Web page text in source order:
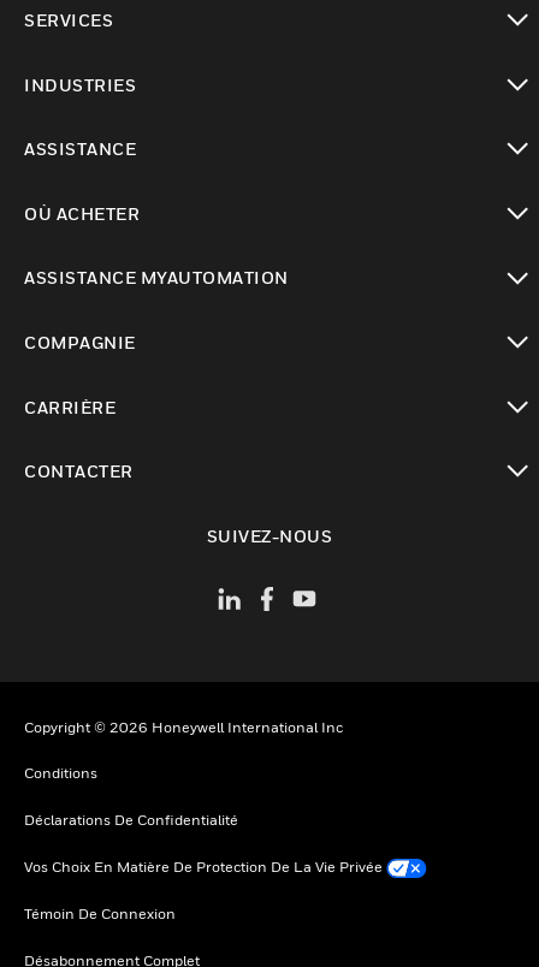
SERVICES
INDUSTRIES
ASSISTANCE
OÙ ACHETER
ASSISTANCE MYAUTOMATION
COMPAGNIE
CARRIÈRE
CONTACTER
SUIVEZ-NOUS
Copyright © 2026 Honeywell International Inc
Conditions
Déclarations De Confidentialité
Vos Choix En Matière De Protection De La Vie Privée
Témoin De Connexion
Désabonnement Complet